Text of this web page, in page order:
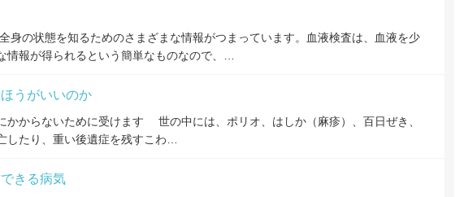
身の状態を知るためのさまざまな情報がつまっています。血液検査は、血液を少
情報が得られるという簡単なものなので、…
うがいいのか
かからないために受けます 世の中には、ポリオ、はしか（麻疹）、百日ぜき、
したり、重い後遺症を残すこわ…
きる病気